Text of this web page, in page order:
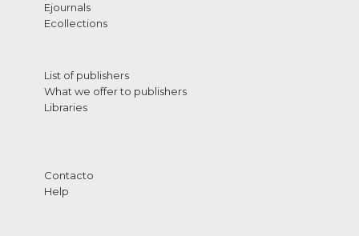
Ejournals
Ecollections
List of publishers
What we offer to publishers
Libraries
Contacto
Help